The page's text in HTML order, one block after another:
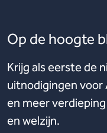
Op de hoogte
Krijg als eerste de
uitnodigingen voor
en meer
en welzijn.